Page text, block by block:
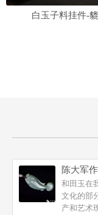
白玉子料挂件-
陈大军
和田玉在
文化的部
产和艺术